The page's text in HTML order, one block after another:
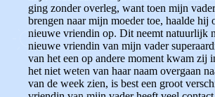
ging zonder overleg, want toen mijn
brengen naar mijn moeder toe, haalde hij
nieuwe vriendin op. Dit neemt natuurlijk
nieuwe vriendin van mijn vader
van het een op andere moment kwam zij
het niet weten van haar naam overgaan
van de week zien, is best een groot